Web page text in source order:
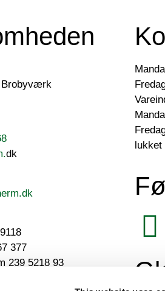
Brobyværk
dk
377
239 5218 93
(EN)
lukket